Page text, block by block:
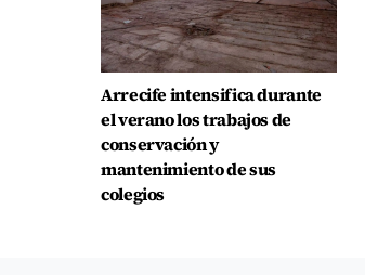
Arrecife intensifica durante
el verano los trabajos de
conservación y
mantenimiento de sus
colegios